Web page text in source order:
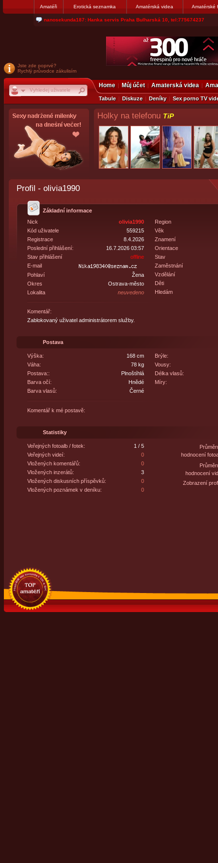
Amatéři Erotická seznamka Amatérská videa Amatérské
nanosekunda187: Hanka servis Praha Bulharská 10, tel:775674237
Jste zde poprvé?
Rychlý průvodce zákulisím
Home Můj účet Amaterská videa
Tabule Diskuze Deníky Sex porno TV
Holky na telefonu TiP
Profil - olivia1990
Základní informace
Nick
olivia1990
Kód uživatele
559215
Registrace
8.4.2026
Poslední přihlášení:
16.7.2026 03:57
Stav přihlášení
offline
E-mail
Pohlaví
Žena
Okres
Ostrava-město
Lokalita
neuvedeno
Region
Věk
Znamení
Orientace
Stav
Zaměstnání
Vzdělání
Děti
Hledám
Komentář:
Zablokovaný uživatel administrátorem služby.
Postava
Výška:
168 cm
Váha:
78 kg
Postava::
Plnoštíhlá
Barva očí:
Hnědé
Barva vlasů:
Černé
Brýle:
Vousy:
Délka vlasů:
Míry:
Komentář k mé postavě:
Statistiky
Veřejných fotoalb / fotek:
1 / 5
Veřejných videí:
0
Vložených komentářů:
0
Vložených inzerátů:
3
Vložených diskusních příspěvků:
0
Vložených poznámek v deníku:
0
hodnocení
hodnocení
Zobrazení